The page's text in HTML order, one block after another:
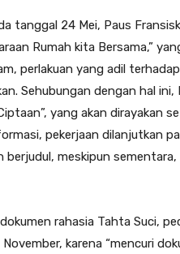
tanggal 24 Mei, Paus
Rumah kita Bersama,”
perlakuan yang adil
Sehubungan dengan hal ini,
yang akan dirayakan
pekerjaan dilanjutkan
meskipun sementara,
rahasia Tahta Suci,
karena “mencuri